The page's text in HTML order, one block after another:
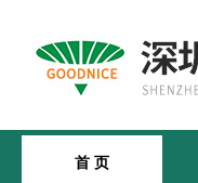
首 页